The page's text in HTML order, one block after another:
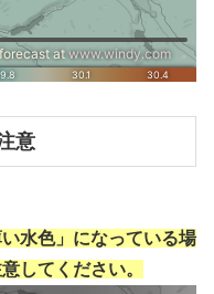
意
水色」になっている場
してください。